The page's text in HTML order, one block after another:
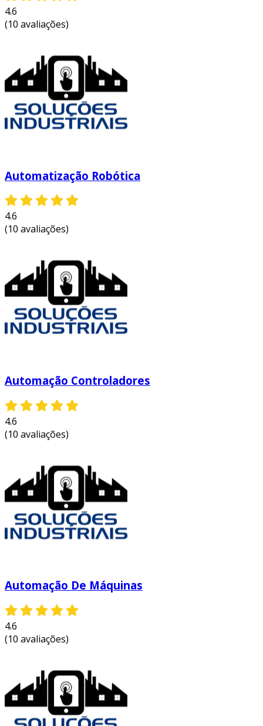
4.6
(10 avaliações)
Automatização Robótica
4.6
(10 avaliações)
Automação Controladores
4.6
(10 avaliações)
Automação De Máquinas
4.6
(10 avaliações)